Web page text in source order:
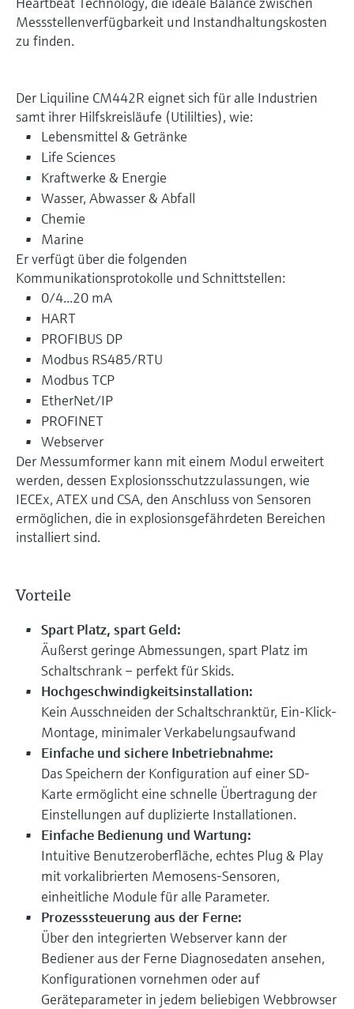
Messstellenverfügbarkeit und Instandhaltungskosten
zu finden.
Der Liquiline CM442R eignet sich für alle Industrien
samt ihrer Hilfskreisläufe (Utililties), wie:
Lebensmittel & Getränke
Life Sciences
Kraftwerke & Energie
Wasser, Abwasser & Abfall
Chemie
Marine
Er verfügt über die folgenden
Kommunikationsprotokolle und Schnittstellen:
0/4...20 mA
HART
PROFIBUS DP
Modbus RS485/RTU
Modbus TCP
EtherNet/IP
PROFINET
Webserver
Der Messumformer kann mit einem Modul erweitert
werden, dessen Explosionsschutzzulassungen, wie
IECEx, ATEX und CSA, den Anschluss von Sensoren
ermöglichen, die in explosionsgefährdeten Bereichen
installiert sind.
Vorteile
Spart Platz, spart Geld:
Äußerst geringe Abmessungen, spart Platz im
Schaltschrank – perfekt für Skids.
Hochgeschwindigkeitsinstallation:
Kein Ausschneiden der Schaltschranktür, Ein-Klick-
Montage, minimaler Verkabelungsaufwand
Einfache und sichere Inbetriebnahme:
Das Speichern der Konfiguration auf einer SD-
Karte ermöglicht eine schnelle Übertragung der
Einstellungen auf duplizierte Installationen.
Einfache Bedienung und Wartung:
Intuitive Benutzeroberfläche, echtes Plug & Play
mit vorkalibrierten Memosens-Sensoren,
einheitliche Module für alle Parameter.
Prozesssteuerung aus der Ferne:
Über den integrierten Webserver kann der
Bediener aus der Ferne Diagnosedaten ansehen,
Konfigurationen vornehmen oder auf
Geräteparameter in jedem beliebigen Webbrowser